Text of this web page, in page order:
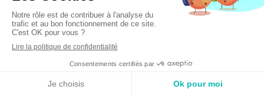
Appeler Localisation
Témoignages
Contact
Plan du site